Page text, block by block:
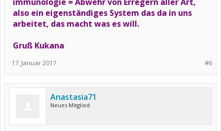
also ein eigenständiges System das da in uns
arbeitet, das macht was es will.
Gruß Kukana
#6
17. Januar 2017
Anastasia71
Neues Mitglied